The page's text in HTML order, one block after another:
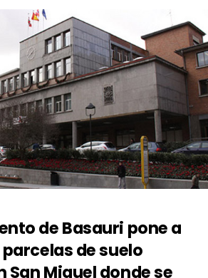
de Basauri pone a
de suelo
San Miguel donde se